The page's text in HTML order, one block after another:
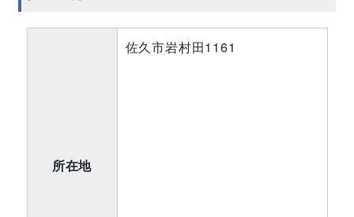
所在地
佐久市岩村田1161